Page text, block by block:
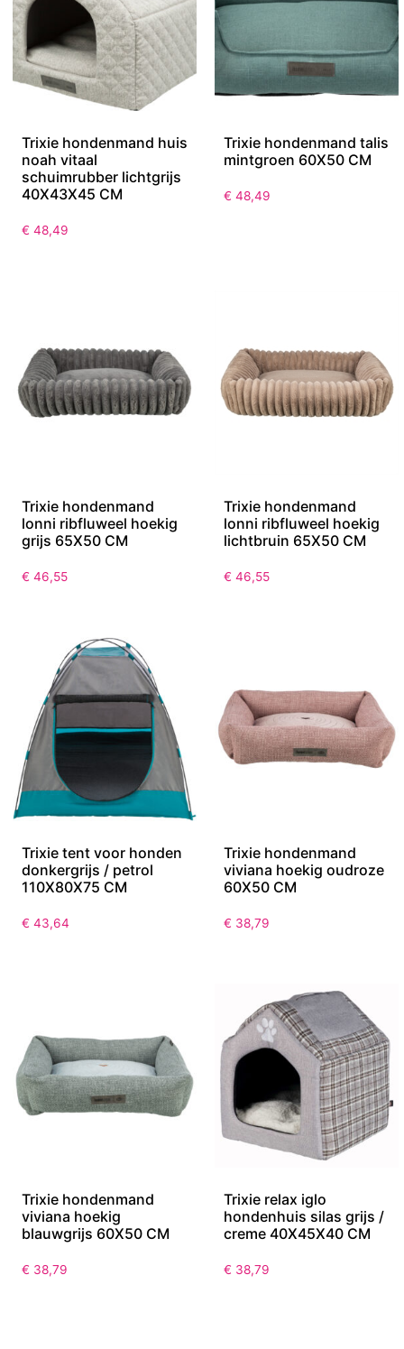
Trixie hondenmand huis
noah vitaal
schuimrubber lichtgrijs
40X43X45 CM
€ 48,49
Trixie hondenmand talis
mintgroen 60X50 CM
€ 48,49
Trixie hondenmand
lonni ribfluweel hoekig
grijs 65X50 CM
€ 46,55
Trixie hondenmand
lonni ribfluweel hoekig
lichtbruin 65X50 CM
€ 46,55
Trixie tent voor honden
donkergrijs / petrol
110X80X75 CM
€ 43,64
Trixie hondenmand
viviana hoekig oudroze
60X50 CM
€ 38,79
Trixie hondenmand
viviana hoekig
blauwgrijs 60X50 CM
€ 38,79
Trixie relax iglo
hondenhuis silas grijs /
creme 40X45X40 CM
€ 38,79